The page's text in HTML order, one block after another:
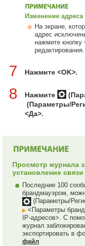
Изменение
На экране,
адрес
нажмите кнопку
редактирования.
7 Нажмите <OK>.
8 Нажмите
(Параметры/
<Да>.
Просмотр журнала
установление связи
Последние 100
брандмауэром,
(Параметры/
<Параметры
IP-адресов>. С
журнал
экспортировать в
файл